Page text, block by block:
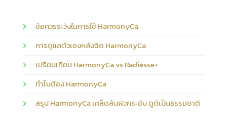
ข้อควรระวังในการใช้ HarmonyCa
การดูแลตัวเองหลังฉีด HarmonyCa
เปรียบเทียบ HarmonyCa vs Radiesse+
ทำไมต้อง HarmonyCa
สรุป HarmonyCa เคล็ดลับผิวกระชับ ดูดีเป็นธรรมชาติ